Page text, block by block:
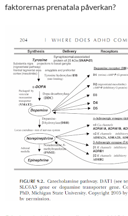
faktorernas prenatala påverkan?